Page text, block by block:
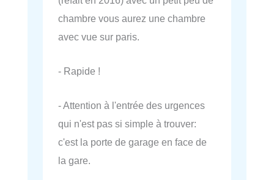
chambre vous aurez une chambre
avec vue sur paris.
- Rapide !
- Attention à l'entrée des urgences
qui n'est pas si simple à trouver:
c'est la porte de garage en face de
la gare.